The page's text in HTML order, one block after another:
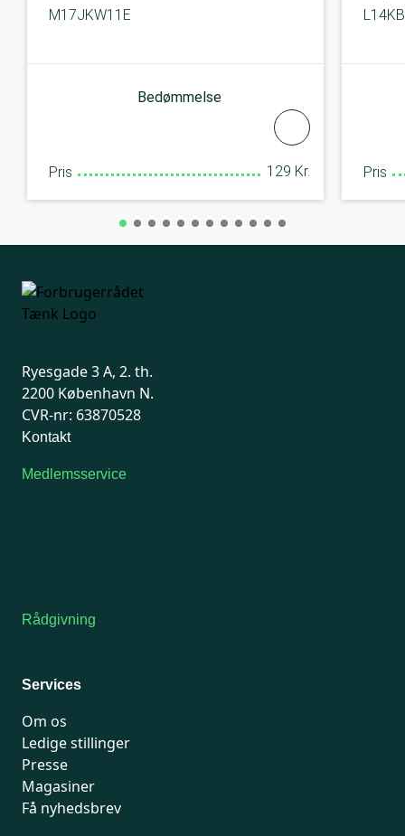
M17JKW11E
Bedømmelse
Pris 129 Kr. Pris
Ryesgade 3 A, 2. th.
2200 København N.
CVR-nr: 63870528
Kontakt
Medlemsservice
Rådgivning
Services
Om os
Ledige stillinger
Presse
Magasiner
Få nyhedsbrev